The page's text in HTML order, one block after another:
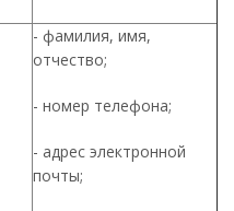
- фамилия, имя,
отчество;
- номер телефона;
- адрес электронной
почты;